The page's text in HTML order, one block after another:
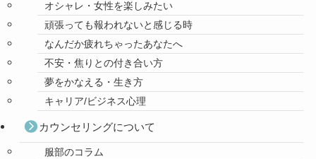
オシャレ・女性を楽しみたい
頑張っても報われないと感じる時
なんだか疲れちゃったあなたへ
不安・焦りとの付き合い方
夢をかなえる・生き方
キャリア/ビジネス心理
カウンセリングについて
服部のコラム